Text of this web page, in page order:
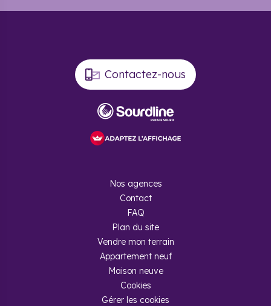
Contactez-nous
Nos agences
Contact
FAQ
Plan du site
Vendre mon terrain
Appartement neuf
Maison neuve
Cookies
Gérer les cookies